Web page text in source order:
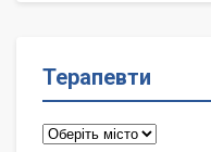
Терапевти
Терапевти